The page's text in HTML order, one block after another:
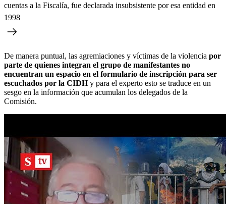
cuentas a la Fiscalía, fue declarada insubsistente por esa entidad en
1998
De manera puntual, las agremiaciones y víctimas de la violencia por
parte de quienes integran el grupo de manifestantes no
encuentran un espacio en el formulario de inscripción para ser
escuchados por la CIDHy para el experto esto se traduce en un
sesgo en la información que acumulan los delegados de la
Comisión.